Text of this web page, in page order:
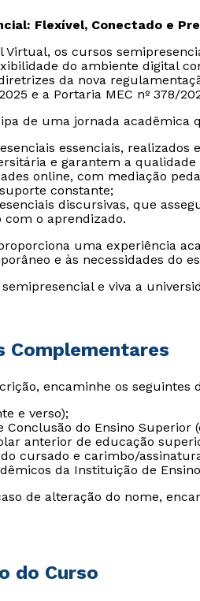
Flexível, Conectado e
Virtual, os cursos
do ambiente digital
da nova
e a Portaria MEC nº 378/
de uma jornada acadêmica
essenciais,
e garantem a
online, com mediação
constante;
discursivas, que
com o aprendizado.
uma experiência
e às necessidades do
e viva a
Complementares
encaminhe os seguintes
e verso);
Conclusão do Ensino Superior
anterior de educação
cursado e carimbo/
da Instituição de
de alteração do nome,
do Curso